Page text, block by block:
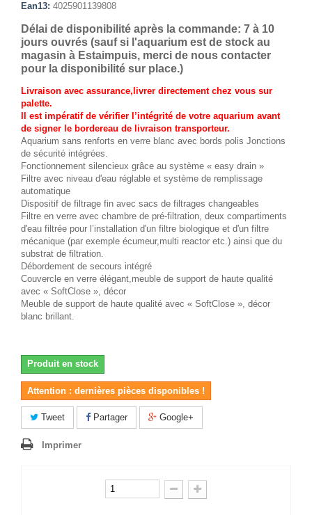
Ean13: 4025901139808
Délai de disponibilité après la commande: 7 à 10
jours ouvrés (sauf si l'aquarium est de stock au
magasin à Estaimpuis, merci de nous contacter
pour la disponibilité sur place.)
Livraison avec assurance,livrer directement chez vous sur
palette.
Il est impératif de vérifier l’intégrité de votre aquarium avant
de signer le bordereau de livraison transporteur.
Aquarium sans renforts en verre blanc avec bords polis Jonctions
de sécurité intégrées.
Fonctionnement silencieux grâce au système « easy drain »
Filtre avec niveau d'eau réglable et système de remplissage
automatique
Dispositif de filtrage fin avec sacs de filtrages changeables
Filtre en verre avec chambre de pré-filtration, deux compartiments
d'eau filtrée pour l’installation d'un filtre biologique et d'un filtre
mécanique (par exemple écumeur,multi reactor etc.) ainsi que du
substrat de filtration.
Débordement de secours intégré
Couvercle en verre élégant,meuble de support de haute qualité
avec « SoftClose », décor
Meuble de support de haute qualité avec « SoftClose », décor
blanc brillant.
Produit en stock
Attention : dernières pièces disponibles !
Tweet Partager Google+
Imprimer